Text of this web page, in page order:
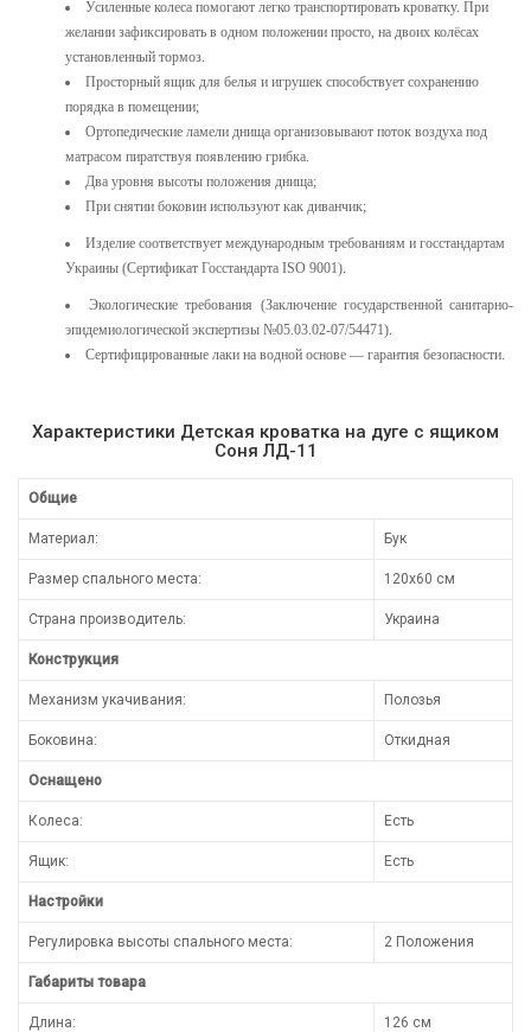
Усиленные колеса помогают легко транспортировать кроватку. При
желании зафиксировать в одном положении просто, на двоих колёсах
установленный тормоз.
Просторный ящик для белья и игрушек способствует сохранению
порядка в помещении;
Ортопедические ламели днища организовывают поток воздуха под
матрасом пиратствуя появлению грибка.
Два уровня высоты положения днища;
При снятии боковин используют как диванчик;
Изделие соответствует международным требованиям и госстандартам
Украины (Сертификат Госстандарта ISO 9001).
Экологические требования (Заключение государственной санитарно-
эпидемиологической экспертизы №05.03.02-07/54471).
Сертифицированные лаки на водной основе — гарантия безопасности.
Характеристики Детская кроватка на дуге с ящиком
Соня ЛД-11
Общие
Материал: Бук
Размер спального места: 120x60 см
Страна производитель: Украина
Конструкция
Механизм укачивания: Полозья
Боковина: Откидная
Оснащено
Колеса: Есть
Ящик: Есть
Настройки
Регулировка высоты спального места: 2 Положения
Габариты товара
Длина: 126 см